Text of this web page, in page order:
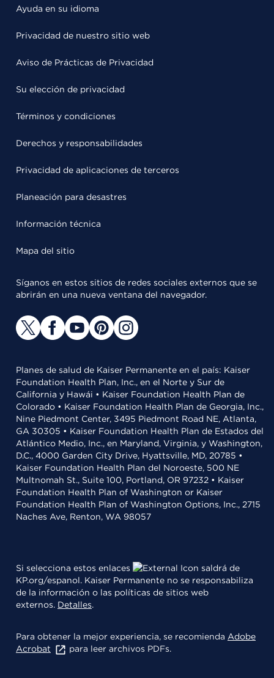
Ayuda en su idioma
Privacidad de nuestro sitio web
Aviso de Prácticas de Privacidad
Su elección de privacidad
Términos y condiciones
Derechos y responsabilidades
Privacidad de aplicaciones de terceros
Planeación para desastres
Información técnica
Mapa del sitio
Síganos en estos sitios de redes sociales externos que se
abrirán en una nueva ventana del navegador.
Planes de salud de Kaiser Permanente en el país: Kaiser
Foundation Health Plan, Inc., en el Norte y Sur de
California y Hawái • Kaiser Foundation Health Plan de
Colorado • Kaiser Foundation Health Plan de Georgia, Inc.,
Nine Piedmont Center, 3495 Piedmont Road NE, Atlanta,
GA 30305 • Kaiser Foundation Health Plan de Estados del
Atlántico Medio, Inc., en Maryland, Virginia, y Washington,
D.C., 4000 Garden City Drive, Hyattsville, MD, 20785 •
Kaiser Foundation Health Plan del Noroeste, 500 NE
Multnomah St., Suite 100, Portland, OR 97232 • Kaiser
Foundation Health Plan of Washington or Kaiser
Foundation Health Plan of Washington Options, Inc., 2715
Naches Ave, Renton, WA 98057
Si selecciona estos enlaces
saldrá de
KP.org/espanol. Kaiser Permanente no se responsabiliza
de la información o las políticas de sitios web
externos. Detalles.
Para obtener la mejor experiencia, se recomienda Adobe
Acrobat
para leer archivos PDFs.